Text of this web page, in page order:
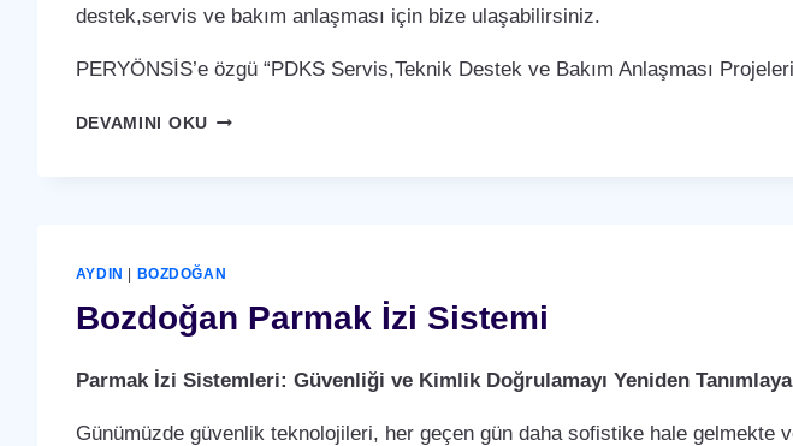
destek,servis ve bakım anlaşması için bize ulaşabilirsiniz.
PERYÖNSİS’e özgü “PDKS Servis,Teknik Destek ve Bakım Anlaşması
DEVAMINI OKUBOZDOĞAN
ANLAŞMASI
AYDIN BOZDOĞAN
Bozdoğan Parmak İzi Sistemi
Parmak İzi Sistemleri: Güvenliği ve Kimlik Doğrulamayı Yeniden
Günümüzde güvenlik teknolojileri, her geçen gün daha sofistike hale gelmekte